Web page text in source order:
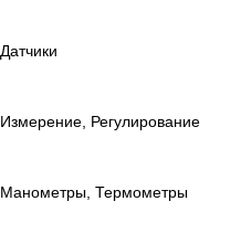
Датчики
Измерение, Регулирование
Манометры, Термометры